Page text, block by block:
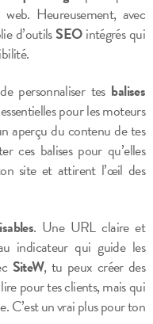
Heureusement, avec
d’outilsSEOintégrés qui
personnaliser tes balises
pour les moteurs
aperçu du contenu de tes
ces balises pour qu’elles
site et attirent l’œil des
. Une URL claire et
indicateur qui guide les
SiteW, tu peux créer des
pour tes clients, mais qui
C’est un vrai plus pour ton